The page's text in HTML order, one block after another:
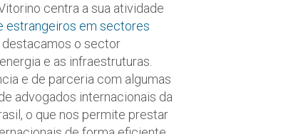
centra a sua atividade
estrangeiros em sectores
destacamos o sector
e as infraestruturas.
e de parceria com algumas
advogados internacionais da
o que nos permite prestar